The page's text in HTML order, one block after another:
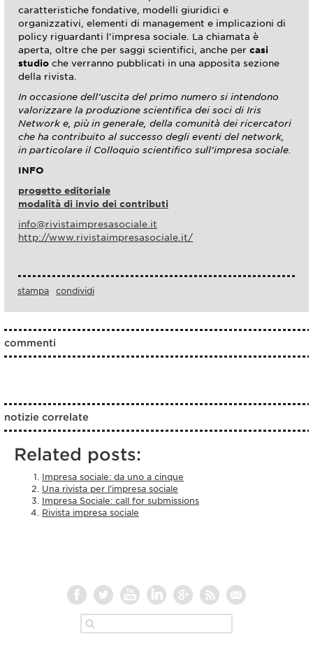
caratteristiche fondative, modelli giuridici e
organizzativi, elementi di management e implicazioni di
policy riguardanti l’impresa sociale. La chiamata è
aperta, oltre che per saggi scientifici, anche per casi
studio che verranno pubblicati in una apposita sezione
della rivista.
In occasione dell’uscita del primo numero si intendono
valorizzare la produzione scientifica dei soci di Iris
Network e, più in generale, della comunità dei ricercatori
che ha contribuito al successo degli eventi del network,
in particolare il Colloquio scientifico sull’impresa sociale.
INFO
progetto editoriale
modalità di invio dei contributi
info@rivistaimpresasociale.it
http://www.rivistaimpresasociale.it/
stampa condividi
commenti
notizie correlate
Related posts:
Impresa sociale: da uno a cinque
Una rivista per l’impresa sociale
Impresa Sociale: call for submissions
Rivista impresa sociale